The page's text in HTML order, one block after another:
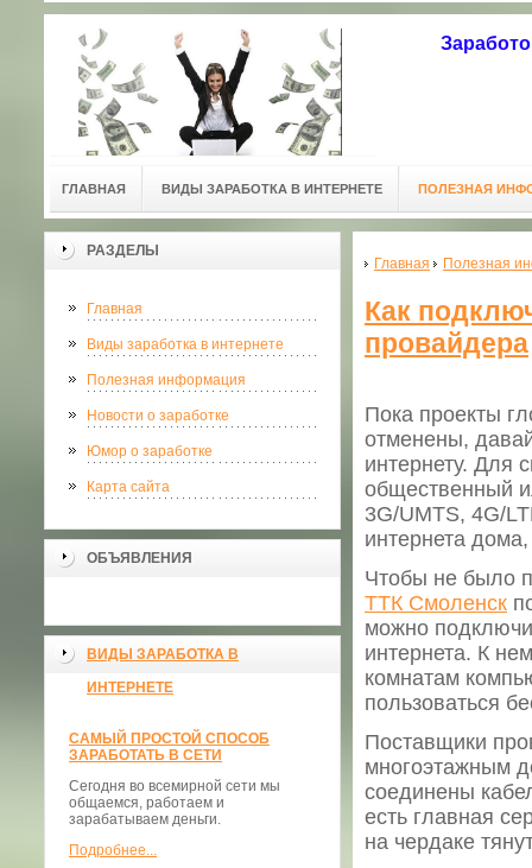
ГЛАВНАЯ ВИДЫ ЗАРАБОТКА В ИНТЕРНЕТЕ ПОЛЕЗНАЯ
РАЗДЕЛЫ
Главная
Виды заработка в интернете
Полезная информация
Новости о заработке
Юмор о заработке
Карта сайта
ОБЪЯВЛЕНИЯ
ВИДЫ ЗАРАБОТКА В
ИНТЕРНЕТЕ
САМЫЙ ПРОСТОЙ СПОСОБ
ЗАРАБОТАТЬ В СЕТИ
Сегодня во всемирной сети мы
общаемся, работаем и
зарабатываем деньги.
Подробнее...
Главная Полезная
Как
провайдера
Пока проекты
отменены,
интернету. Для
общественный
3G/UMTS, 4G/
интернета
Чтобы не было
ТТК Смоленск
можно
интернета. К
комнатам
пользоваться
Поставщики
многоэтажным
соединены
есть главная
на чердаке